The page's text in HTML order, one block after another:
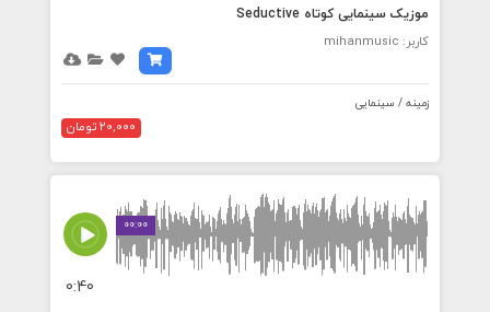
موزیک سینمایی کوتاه Seductive
کاربر: mihanmusic
زمینه / سینمایی
20,000 تومان
00:00
0:40